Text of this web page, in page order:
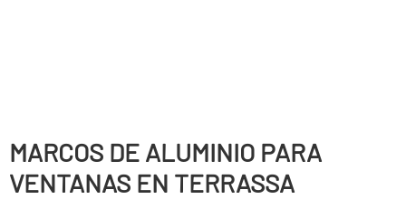
MARCOS DE ALUMINIO PARA
VENTANAS EN TERRASSA